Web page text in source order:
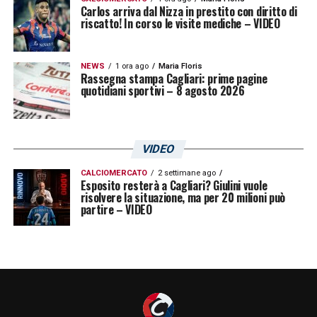
stadio, i parcheggi e l’area limitrofa al
mercato di San Bartolomeo: sulle prime tre si
concede dunque la possibilità di installare
attività anche non strettamente legate allo
sport. Nelle more della costruzione del
nuovo impianto, inoltre, si consente la
realizzazione di uno stadio provvisorio
nell’area dei parcheggi
. E’ stato effettuato
uno studio trasportistico su viabilità e
parcheggi nelle diverse fasi, studio che non
ha evidenziato criticità. Accertamenti sono
pericoli in questo senso. L’assessore ha
Carlos arriva dal Nizza in prestito con diritto di
riscatto! In corso le visite mediche – VIDEO
NEWS 1 ora ago Maria Floris
Rassegna stampa Cagliari: prime pagine
quotidiani sportivi – 8 agosto 2026
VIDEO
CALCIOMERCATO 2 settimane ago
Esposito resterà a Cagliari? Giulini vuole
risolvere la situazione, ma per 20 milioni può
partire – VIDEO